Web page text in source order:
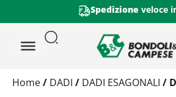
Spedizione veloce
Trattamento
Home/ DADI / DADI ESAGONALI /